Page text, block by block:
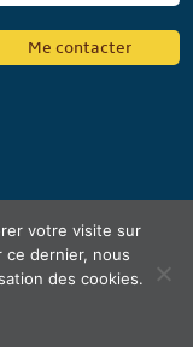
Me contacter
votre visite sur
ce dernier, nous
des cookies.